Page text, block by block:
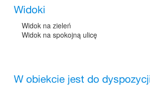
Widoki
Widok na zieleń
Widok na spokojną ulicę
W obiekcie jest do